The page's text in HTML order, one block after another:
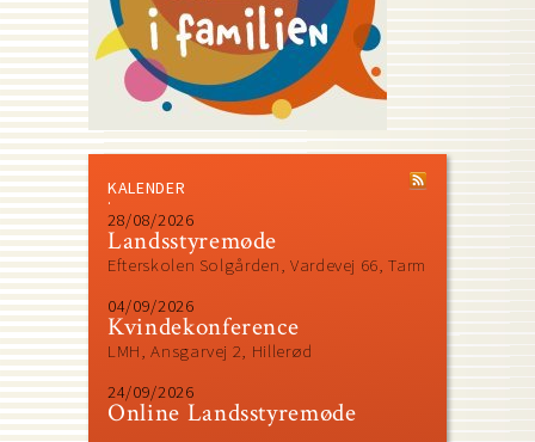
KALENDER
28/08/2026
Landsstyremøde
Efterskolen Solgården, Vardevej 66, Tarm
04/09/2026
Kvindekonference
LMH, Ansgarvej 2, Hillerød
24/09/2026
Online Landsstyremøde